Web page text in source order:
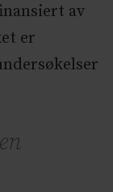
av
er